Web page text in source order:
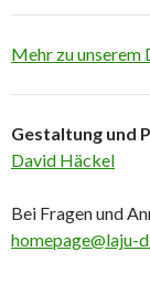
Mehr zu unserem
Gestaltung und
David Häckel
Bei Fragen und
homepage@laju-